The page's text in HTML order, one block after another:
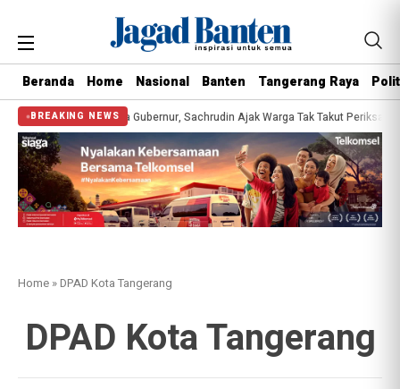
Beranda Home Nasional Banten Tangerang Raya
BREAKING NEWS
Gratis Bersama Gubernur, Sachrudin Ajak Warga Tak Takut Periksa
Home »DPAD Kota Tangerang
DPAD Kota Tangerang